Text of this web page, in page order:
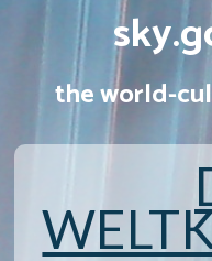
the world-